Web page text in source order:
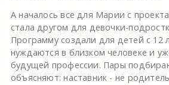
А началось все для Марии с
стала другом для девочки-
Программу создали для детей с 12
нуждаются в близком человеке и
будущей профессии. Пары
объясняют: наставник - не